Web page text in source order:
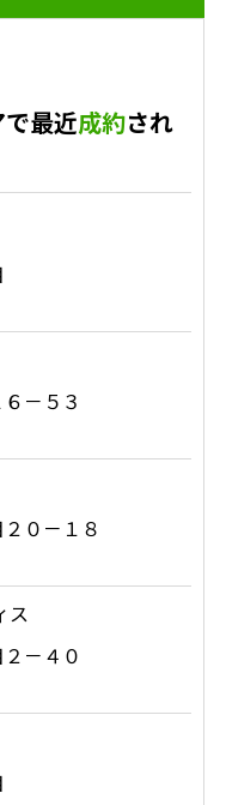
最近成約され
－５３
０－１８
ス
－４０